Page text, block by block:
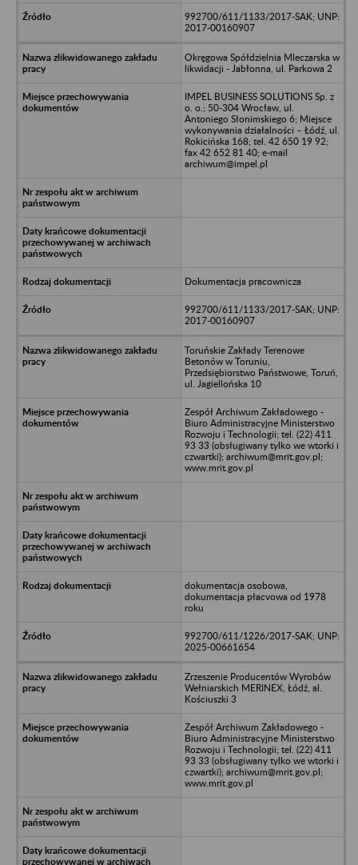
992700/611/1133/2017-SAK; UNP:
2017-00160907
Okręgowa Spółdzielnia Mleczarska w
likwidacji - Jabłonna, ul. Parkowa 2
IMPEL BUSINESS SOLUTIONS Sp. z
o. o.; 50-304 Wrocław, ul.
Antoniego Słonimskiego 6; Miejsce
wykonywania działalności – Łódź, ul.
Rokicińska 168; tel. 42 650 19 92;
fax 42 652 81 40; e-mail
archiwum@impel.pl
Dokumentacja pracownicza
992700/611/1133/2017-SAK; UNP:
2017-00160907
Toruńskie Zakłady Terenowe
Betonów w Toruniu,
Przedsiębiorstwo Państwowe, Toruń,
ul. Jagiellońska 10
Zespół Archiwum Zakładowego -
Biuro Administracyjne Ministerstwo
Rozwoju i Technologii; tel. (22) 411
93 33 (obsługiwany tylko we wtorki i
czwartki); archiwum@mrit.gov.pl;
www.mrit.gov.pl
dokumentacja osobowa,
dokumentacja płacvowa od 1978
roku
992700/611/1226/2017-SAK; UNP:
2025-00661654
Zrzeszenie Producentów Wyrobów
Wełniarskich MERINEX, Łódź, al.
Kościuszki 3
Zespół Archiwum Zakładowego -
Biuro Administracyjne Ministerstwo
Rozwoju i Technologii; tel. (22) 411
93 33 (obsługiwany tylko we wtorki i
czwartki); archiwum@mrit.gov.pl;
www.mrit.gov.pl